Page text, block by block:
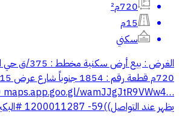
720م²
15م
سكني
الغرض : بيع أرض
يظهر عند التواصل))59- 1200011287 ‏⁧‫#البكيرية‬⁩